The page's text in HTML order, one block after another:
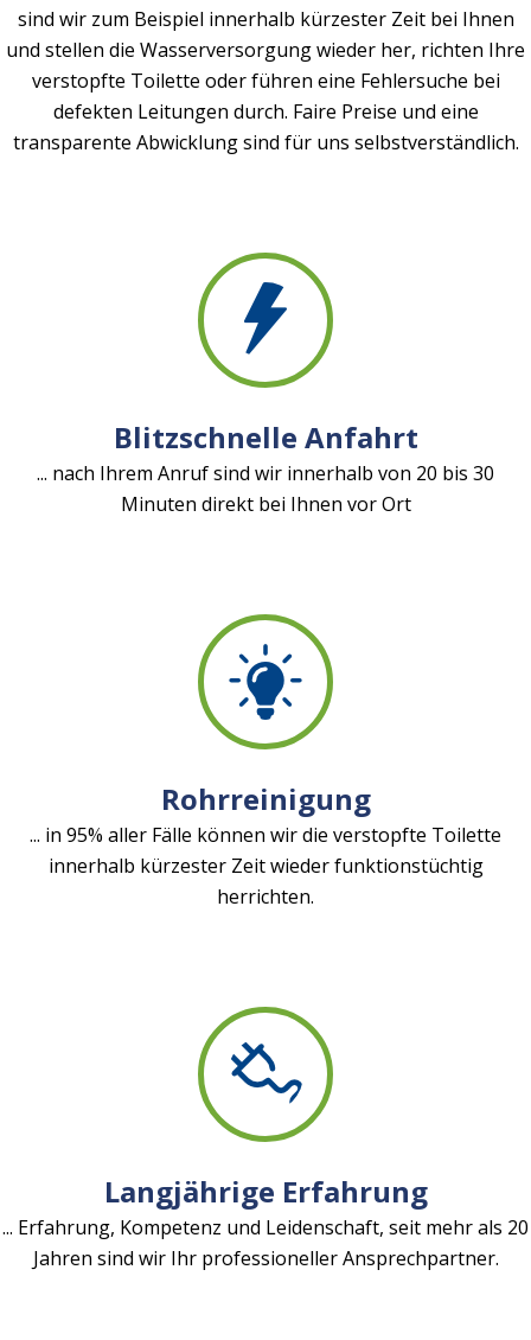
sind wir zum Beispiel innerhalb kürzester Zeit bei Ihnen
und stellen die Wasserversorgung wieder her, richten Ihre
verstopfte Toilette oder führen eine Fehlersuche bei
defekten Leitungen durch. Faire Preise und eine
transparente Abwicklung sind für uns selbstverständlich.
Blitzschnelle Anfahrt
... nach Ihrem Anruf sind wir innerhalb von 20 bis 30
Minuten direkt bei Ihnen vor Ort
Rohrreinigung
... in 95% aller Fälle können wir die verstopfte Toilette
innerhalb kürzester Zeit wieder funktionstüchtig
herrichten.
Langjährige Erfahrung
... Erfahrung, Kompetenz und Leidenschaft, seit mehr als 20
Jahren sind wir Ihr professioneller Ansprechpartner.